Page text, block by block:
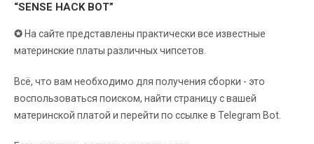
“SENSE HACK BOT”
✪ На сайте представлены практически все известные
материнские платы различных чипсетов.
Всё, что вам необходимо для получения сборки - это
воспользоваться поиском, найти страницу с вашей
материнской платой и перейти по ссылке в Telegram Bot.